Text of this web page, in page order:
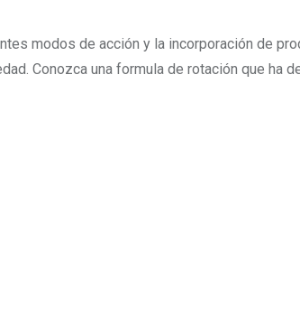
modos de acción y la incorporación de
Conozca una formula de rotación que ha